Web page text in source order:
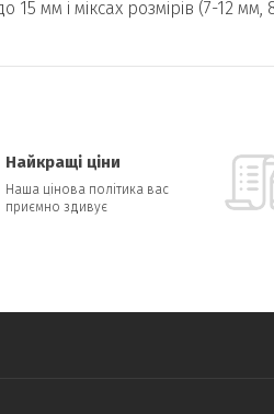
мм і міксах розмірів (7-12 мм,
Найкращі ціни
Наша цінова політика вас
приємно здивує